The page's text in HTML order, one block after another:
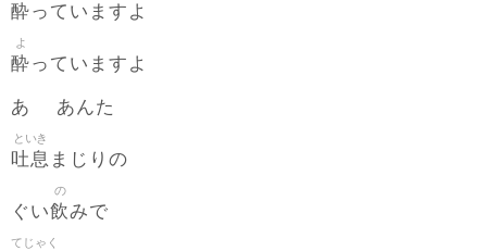
酔っていますよ
酔
よ
っていますよ
あゝ あんた
吐息
といき
まじりの
ぐい飲
の
みで
てじゃく